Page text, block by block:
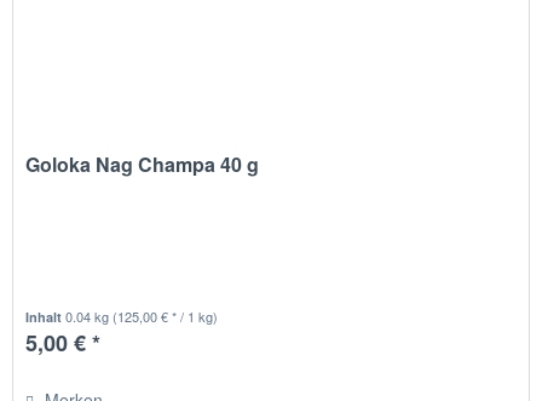
Goloka Nag Champa 40 g
Inhalt0.04 kg (125,00 € * / 1 kg)
5,00 € *